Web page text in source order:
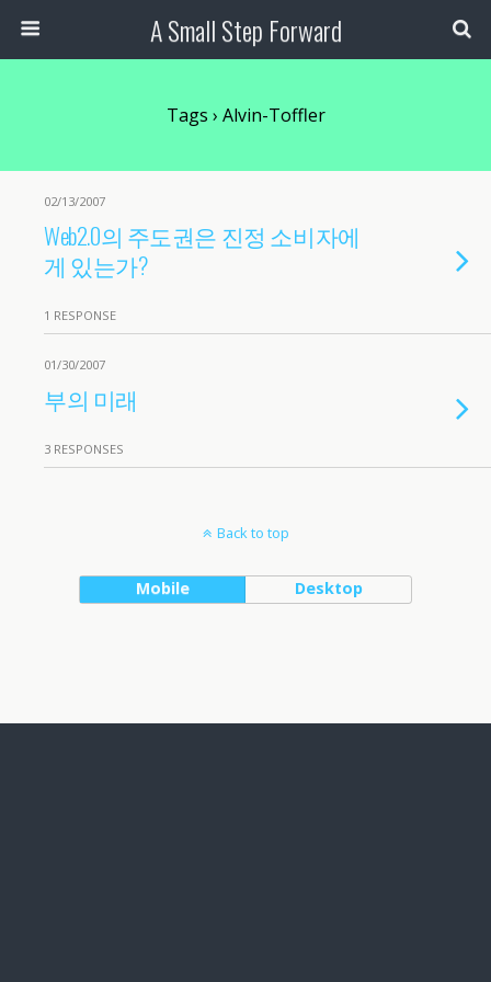
A Small Step Forward
Tags › Alvin-Toffler
02/13/2007
Web2.0의 주도권은 진정 소비자에
게 있는가?
1 RESPONSE
01/30/2007
부의 미래
3 RESPONSES
Back to top
Mobile Desktop